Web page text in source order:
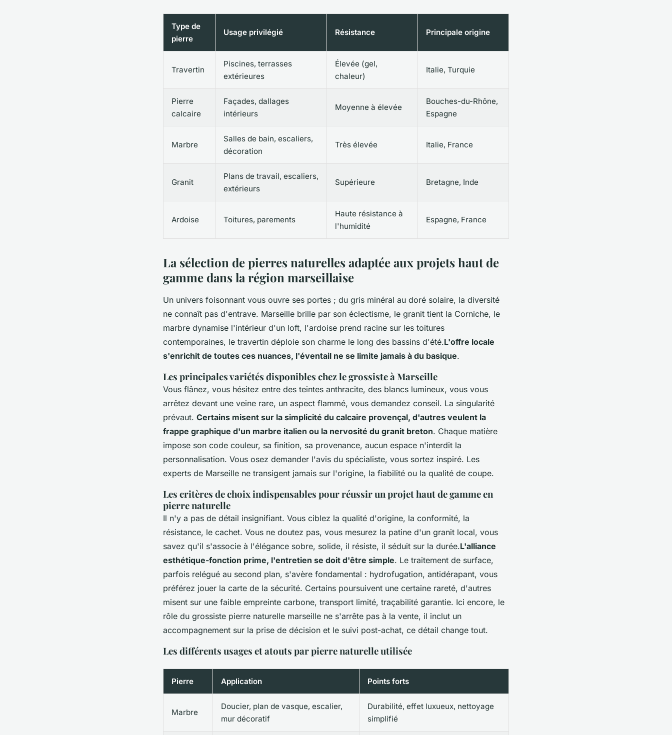
Type de
pierre
Usage privilégié Résistance Principale origine
Travertin
Piscines, terrasses
extérieures
Élevée (gel,
chaleur)
Italie, Turquie
Pierre
calcaire
Façades, dallages
intérieurs
Moyenne à élevée
Bouches-du-Rhône,
Espagne
Marbre
Salles de bain, escaliers,
décoration
Très élevée Italie, France
Granit
Plans de travail, escaliers,
extérieurs
Supérieure Bretagne, Inde
Ardoise Toitures, parements
Haute résistance à
l'humidité
Espagne, France
La sélection de pierres naturelles adaptée aux projets haut de
gamme dans la région marseillaise
Un univers foisonnant vous ouvre ses portes ; du gris minéral au doré solaire, la diversité
ne connaît pas d'entrave. Marseille brille par son éclectisme, le granit tient la Corniche, le
marbre dynamise l'intérieur d'un loft, l'ardoise prend racine sur les toitures
contemporaines, le travertin déploie son charme le long des bassins d'été.L'offre locale
s'enrichit de toutes ces nuances, l'éventail ne se limite jamais à du basique.
Les principales variétés disponibles chez le grossiste à Marseille
Vous flânez, vous hésitez entre des teintes anthracite, des blancs lumineux, vous vous
arrêtez devant une veine rare, un aspect flammé, vous demandez conseil. La singularité
prévaut. Certains misent sur la simplicité du calcaire provençal, d'autres veulent la
frappe graphique d'un marbre italien ou la nervosité du granit breton. Chaque matière
impose son code couleur, sa finition, sa provenance, aucun espace n'interdit la
personnalisation. Vous osez demander l'avis du spécialiste, vous sortez inspiré. Les
experts de Marseille ne transigent jamais sur l'origine, la fiabilité ou la qualité de coupe.
Les critères de choix indispensables pour réussir un projet haut de gamme en
pierre naturelle
Il n'y a pas de détail insignifiant. Vous ciblez la qualité d'origine, la conformité, la
résistance, le cachet. Vous ne doutez pas, vous mesurez la patine d'un granit local, vous
savez qu'il s'associe à l'élégance sobre, solide, il résiste, il séduit sur la durée.L'alliance
esthétique-fonction prime, l'entretien se doit d'être simple. Le traitement de surface,
parfois relégué au second plan, s'avère fondamental : hydrofugation, antidérapant, vous
préférez jouer la carte de la sécurité. Certains poursuivent une certaine rareté, d'autres
misent sur une faible empreinte carbone, transport limité, traçabilité garantie. Ici encore, le
rôle du grossiste pierre naturelle marseille ne s'arrête pas à la vente, il inclut un
accompagnement sur la prise de décision et le suivi post-achat, ce détail change tout.
Les différents usages et atouts par pierre naturelle utilisée
Pierre Application Points forts
Marbre
Doucier, plan de vasque, escalier,
mur décoratif
Durabilité, effet luxueux, nettoyage
simplifié